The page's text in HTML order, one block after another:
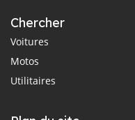
Chercher
Voitures
Motos
Utilitaires